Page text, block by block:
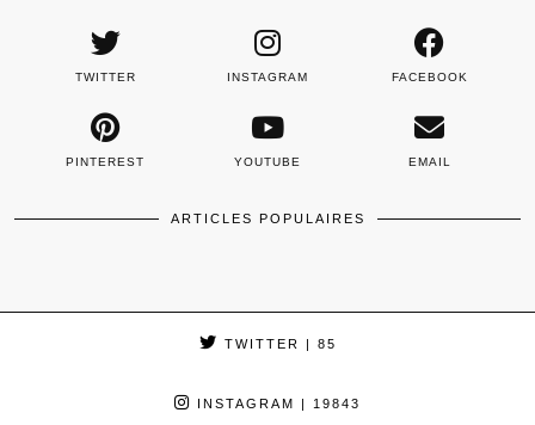
TWITTER INSTAGRAM FACEBOOK
PINTEREST YOUTUBE EMAIL
ARTICLES POPULAIRES
TWITTER | 85
INSTAGRAM | 19843